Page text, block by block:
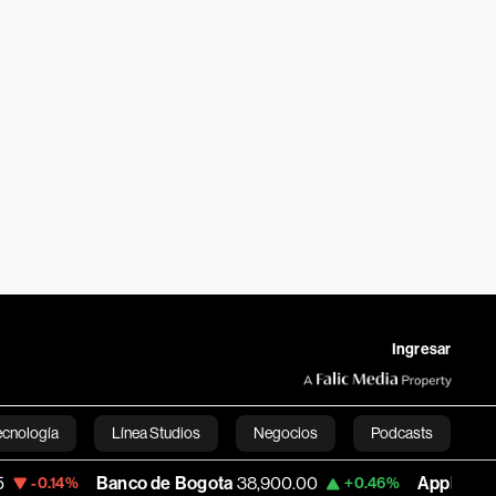
Ingresar
Línea Studios Negocios Podcasts
English
Banco de Bogota 38,900.00 +0.46% Apple 313.305